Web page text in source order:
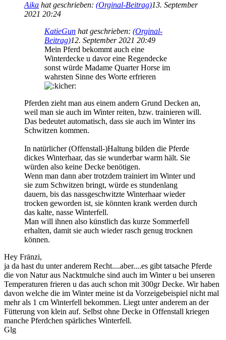
Aika hat geschrieben: (Orginal-Beitrag)13. September
2021 20:24
KatieGun hat geschrieben: (Orginal-
Beitrag)12. September 2021 20:49
Mein Pferd bekommt auch eine
Winterdecke u davor eine Regendecke
sonst würde Madame Quarter Horse im
wahrsten Sinne des Worte erfrieren
Pferden zieht man aus einem andern Grund Decken an,
weil man sie auch im Winter reiten, bzw. trainieren will.
Das bedeutet automatisch, dass sie auch im Winter ins
Schwitzen kommen.
In natürlicher (Offenstall-)Haltung bilden die Pferde
dickes Winterhaar, das sie wunderbar warm hält. Sie
würden also keine Decke benötigen.
Wenn man dann aber trotzdem trainiert im Winter und
sie zum Schwitzen bringt, würde es stundenlang
dauern, bis das nassgeschwitzte Winterhaar wieder
trocken geworden ist, sie könnten krank werden durch
das kalte, nasse Winterfell.
Man will ihnen also künstlich das kurze Sommerfell
erhalten, damit sie auch wieder rasch genug trocknen
können.
Hey Fränzi,
ja da hast du unter anderem Recht....aber....es gibt tatsache Pferde
die von Natur aus Nacktmulche sind auch im Winter u bei unseren
Temperaturen frieren u das auch schon mit 300gr Decke. Wir haben
davon welche die im Winter meine ist da Vorzeigebeispiel nicht mal
mehr als 1 cm Winterfell bekommen. Liegt unter anderem an der
Fütterung von klein auf. Selbst ohne Decke in Offenstall kriegen
manche Pferdchen spärliches Winterfell.
Glg